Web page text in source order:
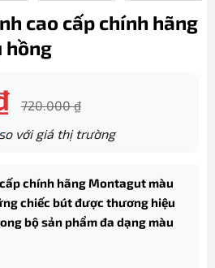
cao cấp chính hãng
hồng
720.000₫
với giá thị trường
chính hãng Montagut màu
chiếc bút được thương hiệu
bộ sản phẩm đa dạng màu